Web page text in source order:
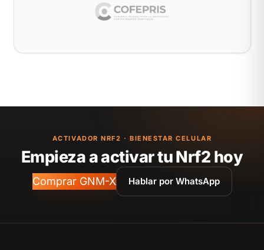
ACTIVADOR NRF2 · BIENESTAR CELULAR
Empieza a activar tu Nrf2 hoy
Comprar GNM-X Hablar por WhatsApp